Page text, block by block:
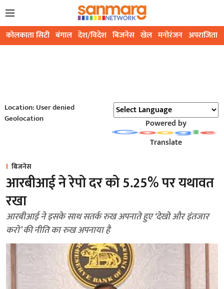
कोलकाता सिटी बंगाल देश/विदेश बिजनेस खेल मनोरंजन अपराजिता
Location: User denied
Geolocation
Powered by
Translate
बिजनेस
आरबीआई ने रेपो दर को 5.25% पर यथावत
रखा
आरबीआई ने इसके साथ सतर्क रुख अपनाते हुए ‘देखो और इंतजार
करो’ की नीति का रुख अपनाया है